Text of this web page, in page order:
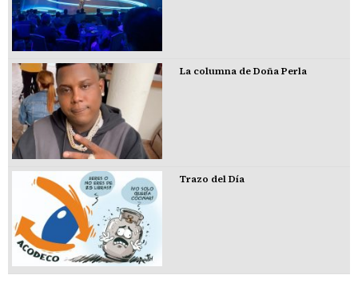
La columna de Doña Perla
Trazo del Día